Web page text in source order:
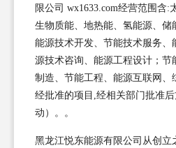
限公司 wx1633.com经营范围含:
生物质能、地热能、氢能源、储
能源技术开发、节能技术服务、
源技术咨询、能源工程设计；节
制造、节能工程、能源互联网、
经批准的项目,经相关部门批准
动）。。
黑龙江悦东能源有限公司从创立